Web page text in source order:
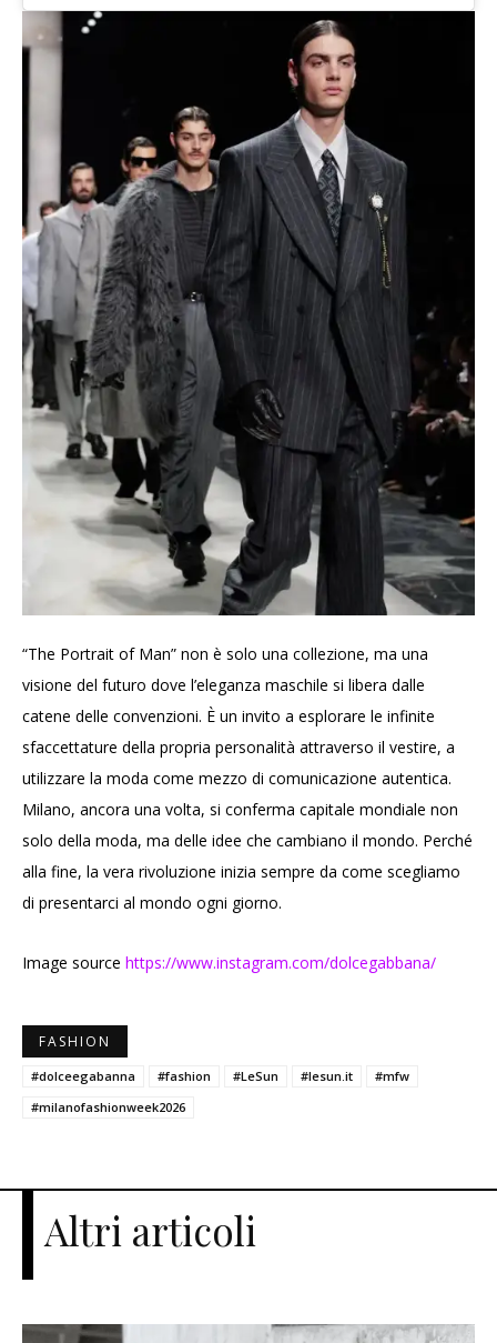
“The Portrait of Man” non è solo una collezione, ma una
visione del futuro dove l’eleganza maschile si libera dalle
catene delle convenzioni. È un invito a esplorare le infinite
sfaccettature della propria personalità attraverso il vestire, a
utilizzare la moda come mezzo di comunicazione autentica.
Milano, ancora una volta, si conferma capitale mondiale non
solo della moda, ma delle idee che cambiano il mondo. Perché
alla fine, la vera rivoluzione inizia sempre da come scegliamo
di presentarci al mondo ogni giorno.
Image source https://www.instagram.com/dolcegabbana/
FASHION
#dolceegabanna #fashion #LeSun #lesun.it
#mfw
#milanofashionweek2026
Altri articoli